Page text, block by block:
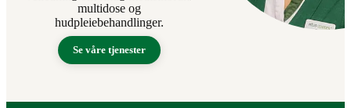
multidose og
hudpleiebehandlinger.
Se våre tjenester